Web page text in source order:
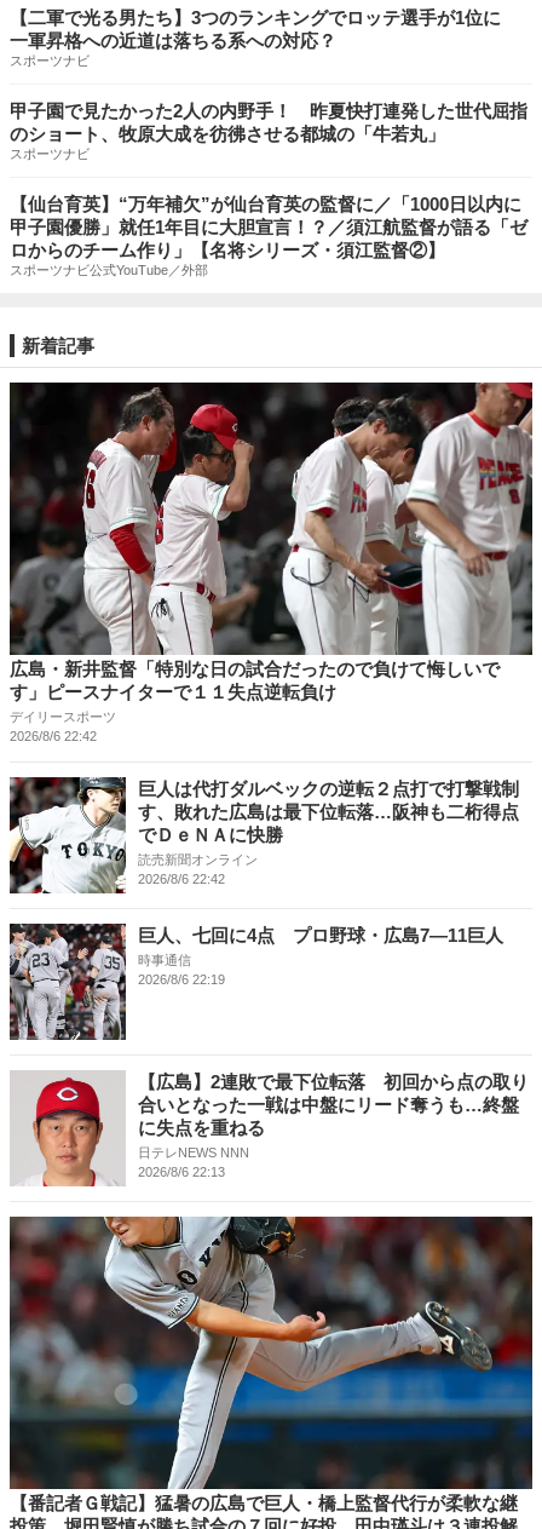
【二軍で光る男たち】3つのランキングでロッテ選手が1位に
一軍昇格への近道は落ちる系への対応？
スポーツナビ
甲子園で見たかった2人の内野手！ 昨夏快打連発した世代屈指
のショート、牧原大成を彷彿させる都城の「牛若丸」
スポーツナビ
【仙台育英】“万年補欠”が仙台育英の監督に／「1000日以内に
甲子園優勝」就任1年目に大胆宣言！？／須江航監督が語る「ゼ
ロからのチーム作り」【名将シリーズ・須江監督②】
スポーツナビ公式YouTube／外部
新着記事
広島・新井監督「特別な日の試合だったので負けて悔しいで
す」ピースナイターで１１失点逆転負け
デイリースポーツ
2026/8/6 22:42
巨人は代打ダルベックの逆転２点打で打撃戦制
す、敗れた広島は最下位転落…阪神も二桁得点
でＤｅＮＡに快勝
読売新聞オンライン
2026/8/6 22:42
巨人、七回に4点 プロ野球・広島7―11巨人
時事通信
2026/8/6 22:19
【広島】2連敗で最下位転落 初回から点の取り
合いとなった一戦は中盤にリード奪うも…終盤
に失点を重ねる
日テレNEWS NNN
2026/8/6 22:13
【番記者Ｇ戦記】猛暑の広島で巨人・橋上監督代行が柔軟な継